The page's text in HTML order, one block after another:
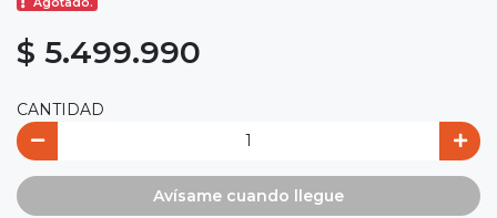
$ 5.499.990
CANTIDAD
Avísame cuando llegue